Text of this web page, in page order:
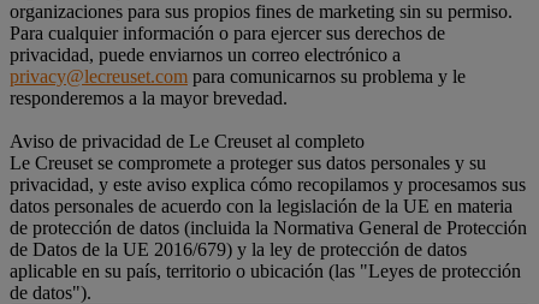
organizaciones para sus propios fines de marketing sin su permiso.
Para cualquier información o para ejercer sus derechos de
privacidad, puede enviarnos un correo electrónico a
privacy@lecreuset.com para comunicarnos su problema y le
responderemos a la mayor brevedad.
Aviso de privacidad de Le Creuset al completo
Le Creuset se compromete a proteger sus datos personales y su
privacidad, y este aviso explica cómo recopilamos y procesamos sus
datos personales de acuerdo con la legislación de la UE en materia
de protección de datos (incluida la Normativa General de Protección
de Datos de la UE 2016/679) y la ley de protección de datos
aplicable en su país, territorio o ubicación (las "Leyes de protección
de datos").